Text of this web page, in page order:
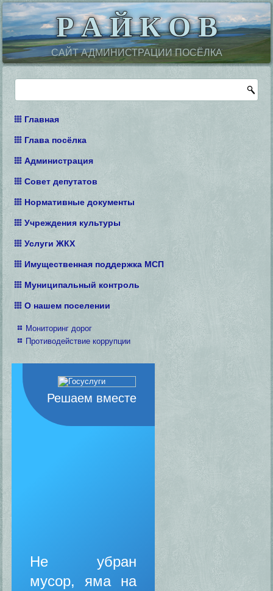
Р А Й К О В
САЙТ АДМИНИСТРАЦИИ ПОСЁЛКА
Главная
Глава посёлка
Администрация
Совет депутатов
Нормативные документы
Учреждения культуры
Услуги ЖКХ
Имущественная поддержка МСП
Муниципальный контроль
О нашем поселении
Мониторинг дорог
Противодействие коррупции
Решаем вместе
Не убран
мусор, яма на